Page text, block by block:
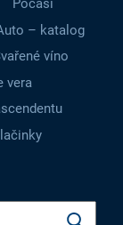
Počasí
– katalog
víno
vera